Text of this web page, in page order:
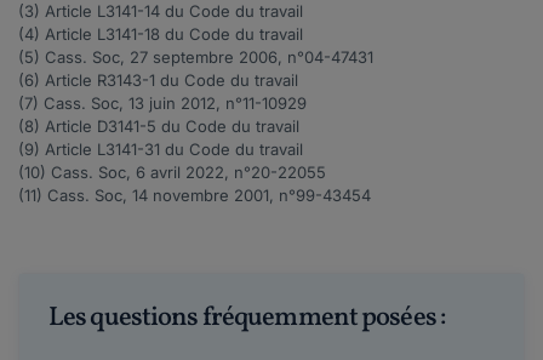
(3) Article L3141-14 du Code du travail
(4) Article L3141-18 du Code du travail
(5) Cass. Soc, 27 septembre 2006, n°04-47431
(6) Article R3143-1 du Code du travail
(7) Cass. Soc, 13 juin 2012, n°11-10929
(8) Article D3141-5 du Code du travail
(9) Article L3141-31 du Code du travail
(10) Cass. Soc, 6 avril 2022, n°20-22055
(11) Cass. Soc, 14 novembre 2001, n°99-43454
Les questions fréquemment posées :